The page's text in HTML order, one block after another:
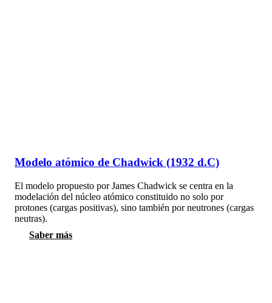
Modelo atómico de Chadwick (1932 d.C)
El modelo propuesto por James Chadwick se centra en la
modelación del núcleo atómico constituido no solo por
protones (cargas positivas), sino también por neutrones (cargas
neutras).
Saber más